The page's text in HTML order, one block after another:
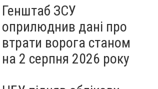
Генштаб ЗСУ
оприлюднив дані про
втрати ворога станом
на 2 серпня 2026 року